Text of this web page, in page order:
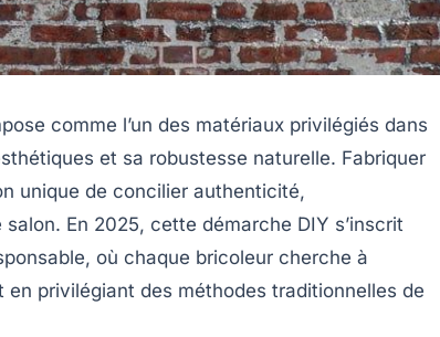
comme l’un des matériaux privilégiés dans
et sa robustesse naturelle. Fabriquer
unique de concilier authenticité,
En 2025, cette démarche DIY s’inscrit
où chaque bricoleur cherche à
privilégiant des méthodes traditionnelles de